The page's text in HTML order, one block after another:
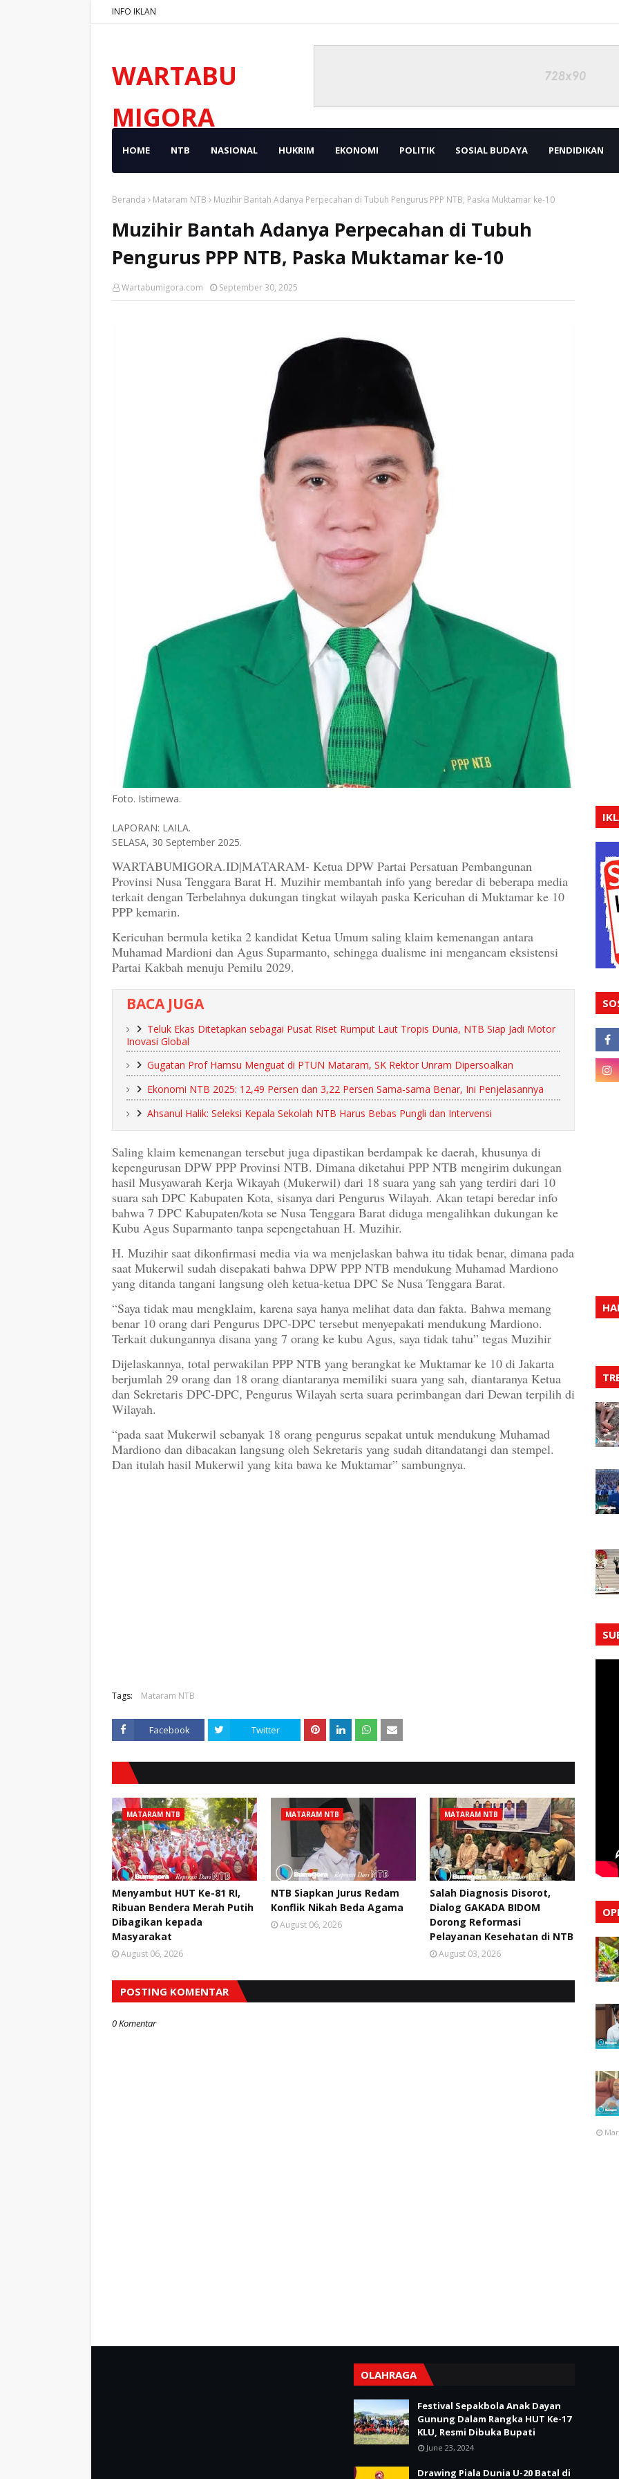
INFO IKLAN
WARTABU
MIGORA
HOME NTB NASIONAL HUKRIM EKONOMI POLITIK SOSIAL BUDAYA PENDIDIKAN
Beranda Mataram NTB Muzihir Bantah Adanya Perpecahan di Tubuh Pengurus PPP NTB, Paska Muktamar ke-10
Muzihir Bantah Adanya Perpecahan di Tubuh
Pengurus PPP NTB, Paska Muktamar ke-10
Wartabumigora.com September 30, 2025
Foto. Istimewa.
LAPORAN: LAILA.
SELASA, 30 September 2025.
WARTABUMIGORA.ID|MATARAM- Ketua DPW Partai Persatuan Pembangunan
Provinsi Nusa Tenggara Barat H. Muzihir membantah info yang beredar di beberapa media
terkait dengan Terbelahnya dukungan tingkat wilayah paska Kericuhan di Muktamar ke 10
PPP kemarin.
Kericuhan bermula ketika 2 kandidat Ketua Umum saling klaim kemenangan antara
Muhamad Mardioni dan Agus Suparmanto, sehingga dualisme ini mengancam eksistensi
Partai Kakbah menuju Pemilu 2029.
BACA JUGA
Teluk Ekas Ditetapkan sebagai Pusat Riset Rumput Laut Tropis Dunia, NTB Siap Jadi Motor
Inovasi Global
Gugatan Prof Hamsu Menguat di PTUN Mataram, SK Rektor Unram Dipersoalkan
Ekonomi NTB 2025: 12,49 Persen dan 3,22 Persen Sama-sama Benar, Ini Penjelasannya
Ahsanul Halik: Seleksi Kepala Sekolah NTB Harus Bebas Pungli dan Intervensi
Saling klaim kemenangan tersebut juga dipastikan berdampak ke daerah, khusunya di
kepengurusan DPW PPP Provinsi NTB. Dimana diketahui PPP NTB mengirim dukungan
hasil Musyawarah Kerja Wikayah (Mukerwil) dari 18 suara yang sah yang terdiri dari 10
suara sah DPC Kabupaten Kota, sisanya dari Pengurus Wilayah. Akan tetapi beredar info
bahwa 7 DPC Kabupaten/kota se Nusa Tenggara Barat diduga mengalihkan dukungan ke
Kubu Agus Suparmanto tanpa sepengetahuan H. Muzihir.
H. Muzihir saat dikonfirmasi media via wa menjelaskan bahwa itu tidak benar, dimana pada
saat Mukerwil sudah disepakati bahwa DPW PPP NTB mendukung Muhamad Mardiono
yang ditanda tangani langsung oleh ketua-ketua DPC Se Nusa Tenggara Barat.
“Saya tidak mau mengklaim, karena saya hanya melihat data dan fakta. Bahwa memang
benar 10 orang dari Pengurus DPC-DPC tersebut menyepakati mendukung Mardiono.
Terkait dukungannya disana yang 7 orang ke kubu Agus, saya tidak tahu” tegas Muzihir
Dijelaskannya, total perwakilan PPP NTB yang berangkat ke Muktamar ke 10 di Jakarta
berjumlah 29 orang dan 18 orang diantaranya memiliki suara yang sah, diantaranya Ketua
dan Sekretaris DPC-DPC, Pengurus Wilayah serta suara perimbangan dari Dewan terpilih di
Wilayah.
“pada saat Mukerwil sebanyak 18 orang pengurus sepakat untuk mendukung Muhamad
Mardiono dan dibacakan langsung oleh Sekretaris yang sudah ditandatangi dan stempel.
Dan itulah hasil Mukerwil yang kita bawa ke Muktamar” sambungnya.
Tags: Mataram NTB
Facebook Twitter
MATARAM NTB
Menyambut HUT Ke-81 RI,
Ribuan Bendera Merah Putih
Dibagikan kepada
Masyarakat
August 06, 2026
MATARAM NTB
NTB Siapkan Jurus Redam
Konflik Nikah Beda Agama
August 06, 2026
MATARAM NTB
Salah Diagnosis Disorot,
Dialog GAKADA BIDOM
Dorong Reformasi
Pelayanan Kesehatan di NTB
August 03, 2026
POSTING KOMENTAR
0 Komentar
OLAHRAGA
Festival Sepakbola Anak Dayan
Gunung Dalam Rangka HUT Ke-17
KLU, Resmi Dibuka Bupati
June 23, 2024
Drawing Piala Dunia U-20 Batal di